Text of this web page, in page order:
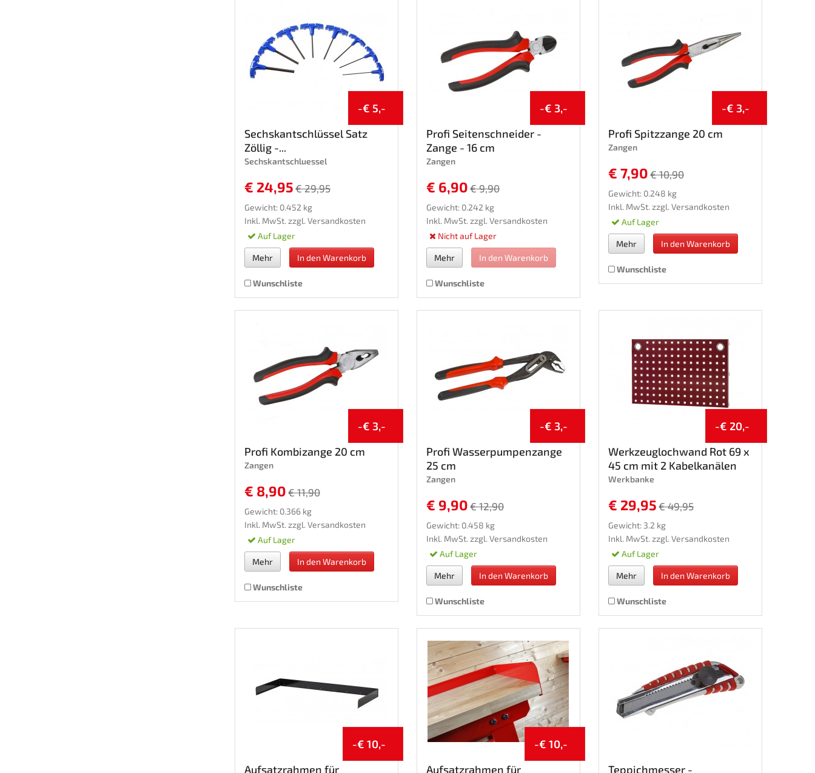
-€ 5,-
Sechskantschlüssel Satz
Zöllig -...
Sechskantschluessel
€ 24,95 € 29,95
Gewicht: 0.452 kg
Inkl. MwSt. zzgl. Versandkosten
Auf Lager
Mehr In den Warenkorb
Wunschliste
-€ 3,-
Profi Seitenschneider -
Zange - 16 cm
Zangen
€ 6,90 € 9,90
Gewicht: 0.242 kg
Inkl. MwSt. zzgl. Versandkosten
Nicht auf Lager
Mehr In den Warenkorb
Wunschliste
-€ 3,-
Profi Spitzzange 20 cm
Zangen
€ 7,90 € 10,90
Gewicht: 0.248 kg
Inkl. MwSt. zzgl. Versandkosten
Auf Lager
Mehr In den Warenkorb
Wunschliste
-€ 3,-
Profi Kombizange 20 cm
Zangen
€ 8,90 € 11,90
Gewicht: 0.366 kg
Inkl. MwSt. zzgl. Versandkosten
Auf Lager
Mehr In den Warenkorb
Wunschliste
-€ 3,-
Profi Wasserpumpenzange
25 cm
Zangen
€ 9,90 € 12,90
Gewicht: 0.458 kg
Inkl. MwSt. zzgl. Versandkosten
Auf Lager
Mehr In den Warenkorb
Wunschliste
-€ 20,-
Werkzeuglochwand Rot 69 x
45 cm mit 2 Kabelkanälen
Werkbanke
€ 29,95 € 49,95
Gewicht: 3.2 kg
Inkl. MwSt. zzgl. Versandkosten
Auf Lager
Mehr In den Warenkorb
Wunschliste
-€ 10,-
Aufsatzrahmen für
-€ 10,-
Aufsatzrahmen für
Teppichmesser -